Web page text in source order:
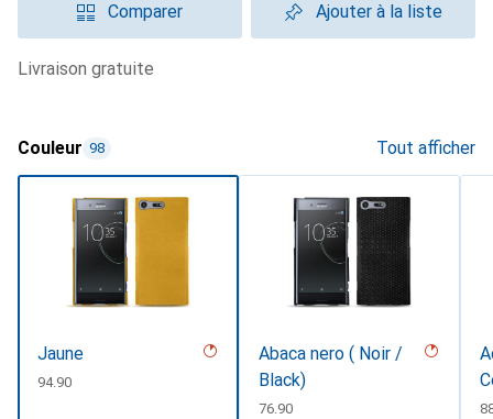
Comparer Ajouter à la liste
livraison gratuite
Couleur 98 Tout afficher
Jaune
CHF
94.90
Abaca nero ( Noir /
Black)
CHF
76.90